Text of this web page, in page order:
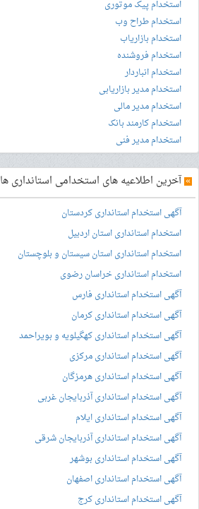
استخدام پیک موتوری
استخدام طراح وب
استخدام بازاریاب
استخدام فروشنده
استخدام انباردار
استخدام مدیر بازاریابی
استخدام مدیر مالی
استخدام کارمند بانک
استخدام مدیر فنی
»آخرین اطلاعیه های استخدامی استانداری ها
آگهی استخدام استانداری کردستان
استخدام استانداری استان اردبیل
استخدام استانداری استان سیستان و بلوچستان
استخدام استانداری خراسان رضوی
آگهی استخدام استانداری فارس
آگهی استخدام استانداری کرمان
آگهی استخدام استانداری کهگیلویه و بویراحمد
آگهی استخدام استانداری مرکزی
آگهی استخدام استانداری هرمزگان
آگهی استخدام استانداری آذربایجان غربی
آگهی استخدام استانداری ایلام
آگهی استخدام استانداری آذربایجان شرقی
آگهی استخدام استانداری بوشهر
آگهی استخدام استانداری اصفهان
آگهی استخدام استانداری کرج